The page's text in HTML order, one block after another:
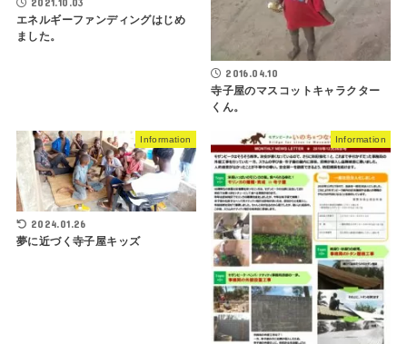
エネルギーファンディングはじめ
ました。
2016.04.10
寺子屋のマスコットキャラクター
くん。
Information
2024.01.26
夢に近づく寺子屋キッズ
Information